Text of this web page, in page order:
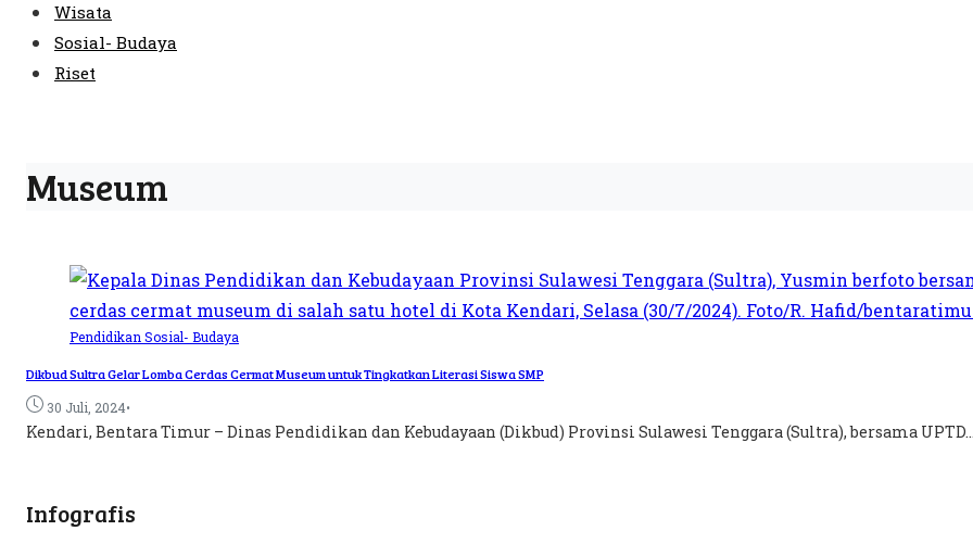
Wisata
Sosial- Budaya
Riset
Museum
Pendidikan Sosial- Budaya
Dikbud Sultra Gelar Lomba Cerdas Cermat Museum untuk Tingkatkan Literasi Siswa SMP
30 Juli, 2024•
Kendari, Bentara Timur – Dinas Pendidikan dan Kebudayaan (Dikbud) Provinsi Sulawesi Tenggara (Sultra), bersama
Infografis